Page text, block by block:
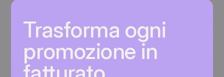
Trasforma ogni
promozione in